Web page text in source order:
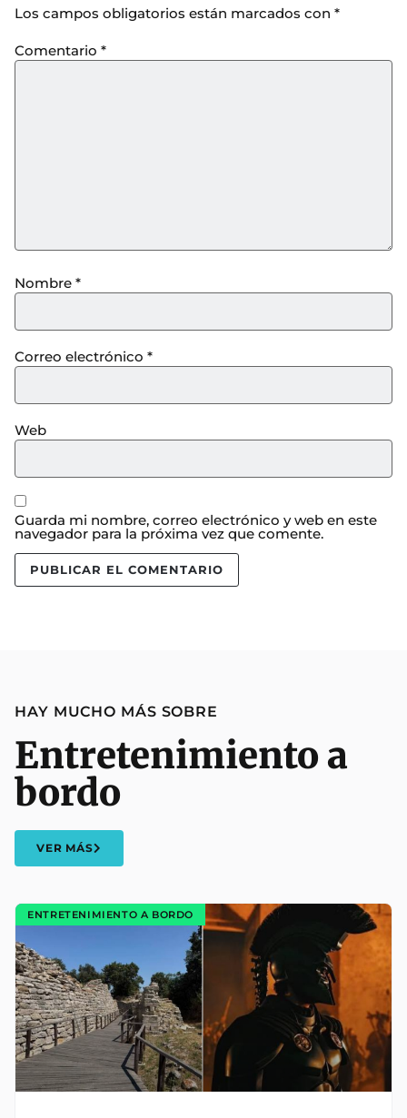
Los campos obligatorios están marcados con *
Comentario *
Nombre *
Correo electrónico *
Web
Guarda mi nombre, correo electrónico y web en este
navegador para la próxima vez que comente.
HAY MUCHO MÁS SOBRE
Entretenimiento a
bordo
VER MÁS
ENTRETENIMIENTO A BORDO